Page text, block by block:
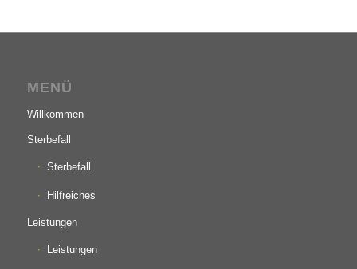
MENÜ
Willkommen
Sterbefall
Sterbefall
Hilfreiches
Leistungen
Leistungen